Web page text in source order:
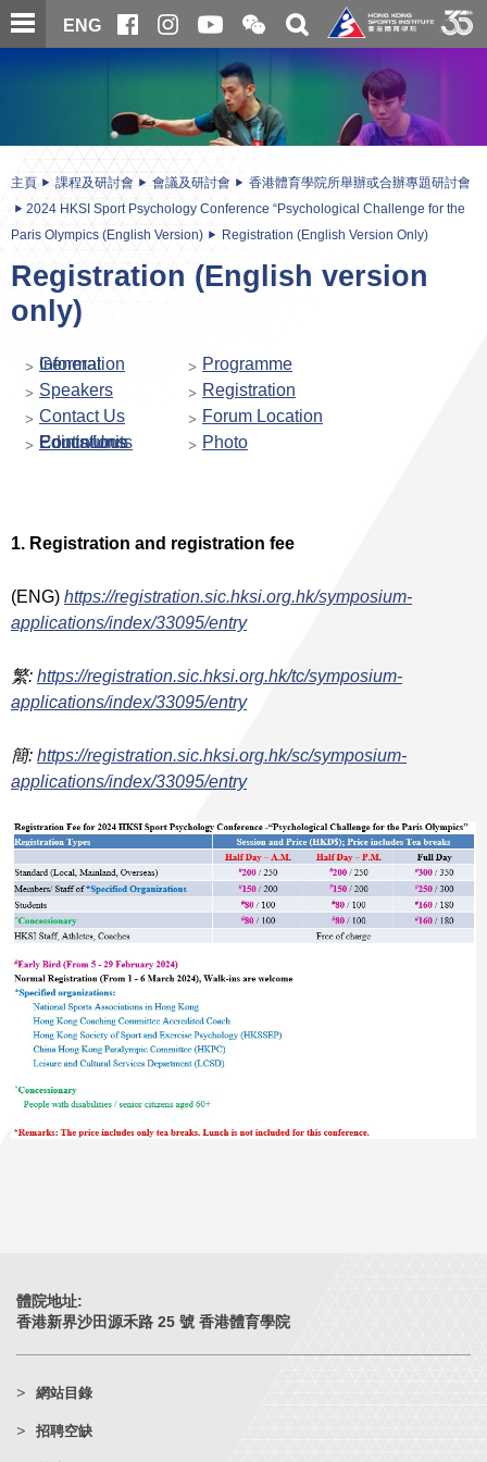
跳
至
ENG
開
合
信
二
維
碼
關
搜
主頁 課程及研討會 會議及研討會
香港體育學院所舉辦或合辦專題研討會
2024 HKSI Sport Psychology Conference “Psychological Challenge for the
Paris Olympics (English Version)
Registration (English Version Only)
Registration (English version
only)
General Information
Programme
Speakers
Registration
Contact Us
Forum Location
Continuous Educations Points/Units
Photo
1. Registration and registration fee
(ENG) https://registration.sic.hksi.org.hk/symposium-
applications/index/33095/entry
繁: https://registration.sic.hksi.org.hk/tc/symposium-
applications/index/33095/entry
簡: https://registration.sic.hksi.org.hk/sc/symposium-
applications/index/33095/entry
體院地址:
香港新界沙田源禾路 25 號 香港體育學院
網站目錄
招聘空缺